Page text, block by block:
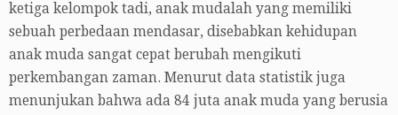
ketiga kelompok tadi, anak mudalah yang memiliki
sebuah perbedaan mendasar, disebabkan kehidupan
anak muda sangat cepat berubah mengikuti
perkembangan zaman. Menurut data statistik juga
menunjukan bahwa ada 84 juta anak muda yang berusia